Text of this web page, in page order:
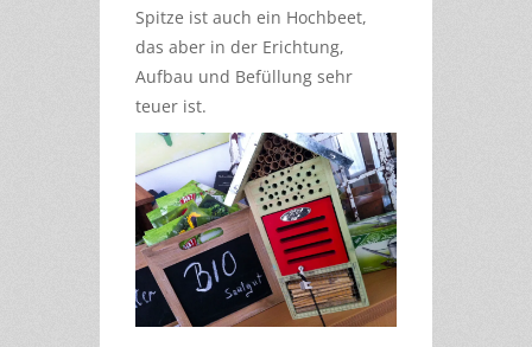
Spitze ist auch ein Hochbeet,
das aber in der Erichtung,
Aufbau und Befüllung sehr
teuer ist.